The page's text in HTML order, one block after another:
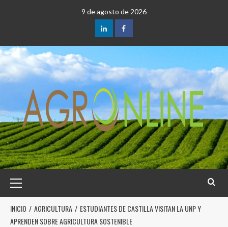
9 de agosto de 2026
INICIO AGRICULTURA
ESTUDIANTES DE CASTILLA VISITAN LA UNP Y
APRENDEN SOBRE AGRICULTURA SOSTENIBLE